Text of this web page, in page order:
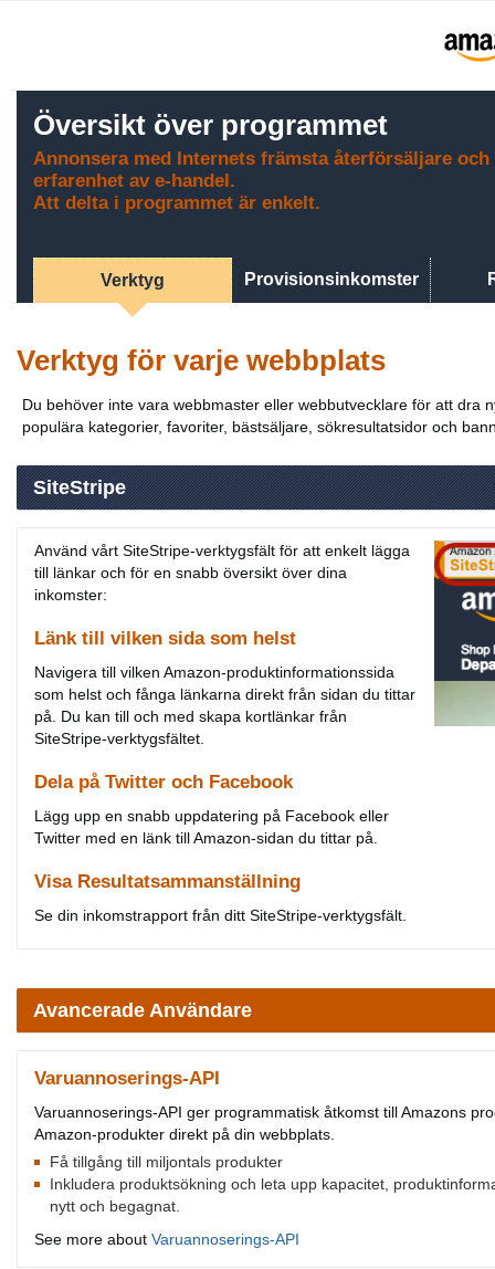
Översikt över programmet
Annonsera med Internets främsta återförsäljare
erfarenhet av e-handel.
Att delta i programmet är enkelt.
Verktyg Provisionsinkomster
Verktyg för varje webbplats
Du behöver inte vara webbmaster eller webbutvecklare för att dra
populära kategorier, favoriter, bästsäljare, sökresultatsidor och
SiteStripe
Använd vårt SiteStripe-verktygsfält för att enkelt lägga
till länkar och för en snabb översikt över dina
inkomster:
Länk till vilken sida som helst
Navigera till vilken Amazon-produktinformationssida
som helst och fånga länkarna direkt från sidan du tittar
på. Du kan till och med skapa kortlänkar från
SiteStripe-verktygsfältet.
Dela på Twitter och Facebook
Lägg upp en snabb uppdatering på Facebook eller
Twitter med en länk till Amazon-sidan du tittar på.
Visa Resultatsammanställning
Se din inkomstrapport från ditt SiteStripe-verktygsfält.
Avancerade Användare
Varuannoserings-API
Varuannoserings-API ger programmatisk åtkomst till Amazons
Amazon-produkter direkt på din webbplats.
Få tillgång till miljontals produkter
Inkludera produktsökning och leta upp kapacitet,
nytt och begagnat.
See more about Varuannoserings-API